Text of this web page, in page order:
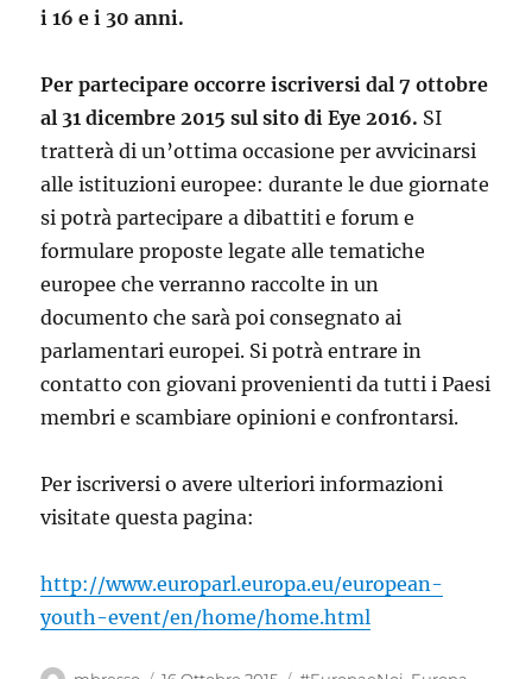
i 16 e i 30 anni.
Per partecipare occorre iscriversi dal 7 ottobre
al 31 dicembre 2015 sul sito di Eye 2016. SI
tratterà di un’ottima occasione per avvicinarsi
alle istituzioni europee: durante le due giornate
si potrà partecipare a dibattiti e forum e
formulare proposte legate alle tematiche
europee che verranno raccolte in un
documento che sarà poi consegnato ai
parlamentari europei. Si potrà entrare in
contatto con giovani provenienti da tutti i Paesi
membri e scambiare opinioni e confrontarsi.
Per iscriversi o avere ulteriori informazioni
visitate questa pagina:
http://www.europarl.europa.eu/european-
youth-event/en/home/home.html